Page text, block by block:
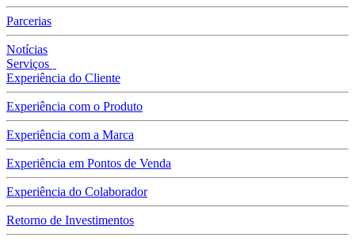
Parcerias
Notícias
Serviços
Experiência do Cliente
Experiência com o Produto
Experiência com a Marca
Experiência em Pontos de Venda
Experiência do Colaborador
Retorno de Investimentos